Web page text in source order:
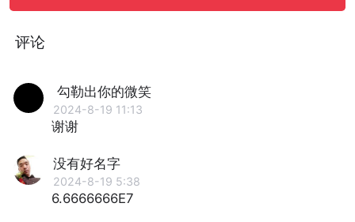
评论
勾勒出你的微笑
2024-8-19 11:13
谢谢
没有好名字
2024-8-19 5:38
6.6666666E7